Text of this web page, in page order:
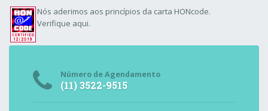
Nós aderimos aos princípios da carta HONcode.
Verifique aqui.
Número de Agendamento
(11) 3522-9515